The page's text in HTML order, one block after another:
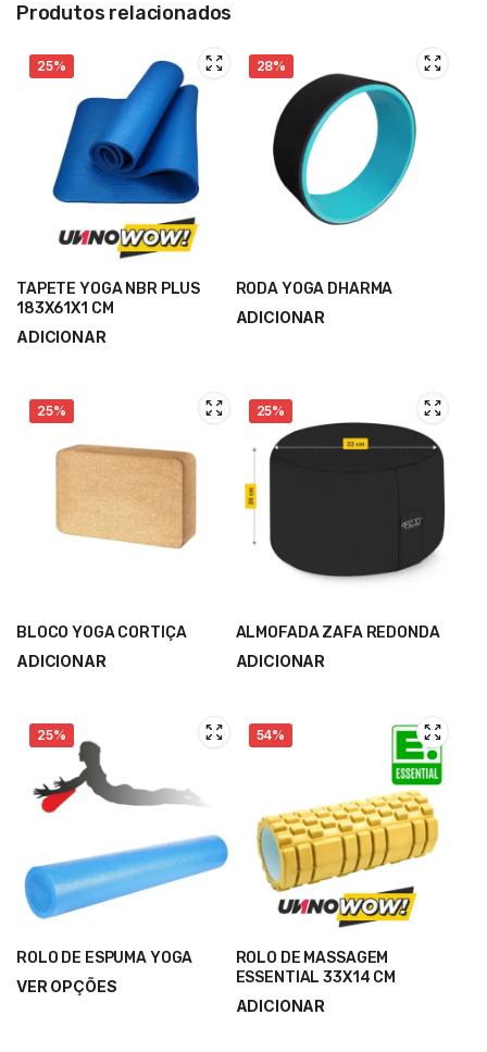
Produtos relacionados
25%
TAPETE YOGA NBR PLUS
183X61X1 CM
ADICIONAR
28%
RODA YOGA DHARMA
ADICIONAR
25%
BLOCO YOGA CORTIÇA
ADICIONAR
25%
ALMOFADA ZAFA REDONDA
ADICIONAR
25%
ROLO DE ESPUMA YOGA
VER OPÇÕES
54%
ROLO DE MASSAGEM
ESSENTIAL 33X14 CM
ADICIONAR